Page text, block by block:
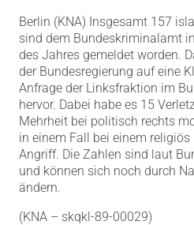
Berlin (KNA) Insgesamt 157
sind dem Bundeskriminalamt
des Jahres gemeldet worden.
der Bundesregierung auf eine
Anfrage der Linksfraktion im
hervor. Dabei habe es 15
Mehrheit bei politisch rechts
in einem Fall bei einem
Angriff. Die Zahlen sind laut
und können sich noch durch
ändern.
(KNA – skqkl-89-00029)